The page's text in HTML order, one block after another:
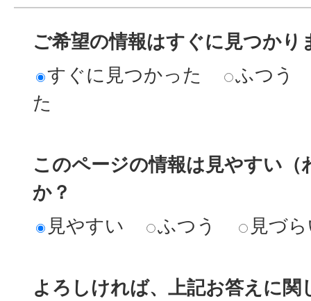
ご希望の情報はすぐに見つかり
すぐに見つかった
ふつう
た
このページの情報は見やすい
か？
見やすい
ふつう 見づ
よろしければ、上記お答えに関